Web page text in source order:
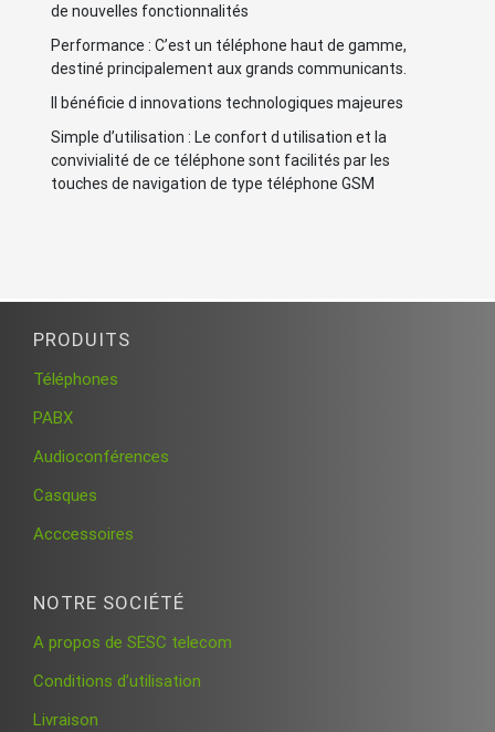
de nouvelles fonctionnalités
Performance : C’est un téléphone haut de gamme,
destiné principalement aux grands communicants.
Il bénéficie d innovations technologiques majeures
Simple d’utilisation : Le confort d utilisation et la
convivialité de ce téléphone sont facilités par les
touches de navigation de type téléphone GSM
PRODUITS
Téléphones
PABX
Audioconférences
Casques
Acccessoires
NOTRE SOCIÉTÉ
A propos de SESC telecom
Conditions d’utilisation
Livraison